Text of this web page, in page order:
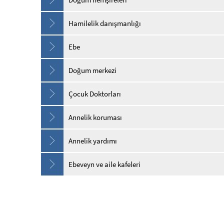
Hamilelik danışmanlığı
Ebe
Doğum merkezi
Çocuk Doktorları
Annelik koruması
Annelik yardımı
Ebeveyn ve aile kafeleri